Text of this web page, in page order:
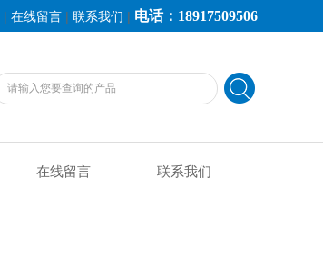
| 在线留言 | 联系我们 | 电话：18917509506
在线留言 联系我们